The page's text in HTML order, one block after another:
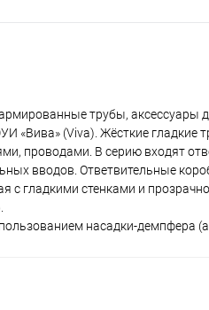
трубы, аксессуары
«Вива» (Viva). Жёсткие гладкие
проводами. В серию входят
вводов. Ответвительные
с гладкими стенками и
насадки-демпфера